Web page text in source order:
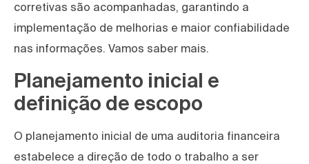
corretivas são acompanhadas, garantindo a
implementação de melhorias e maior confiabilidade
nas informações. Vamos saber mais.
Planejamento inicial e
definição de escopo
O planejamento inicial de uma auditoria financeira
estabelece a direção de todo o trabalho a ser